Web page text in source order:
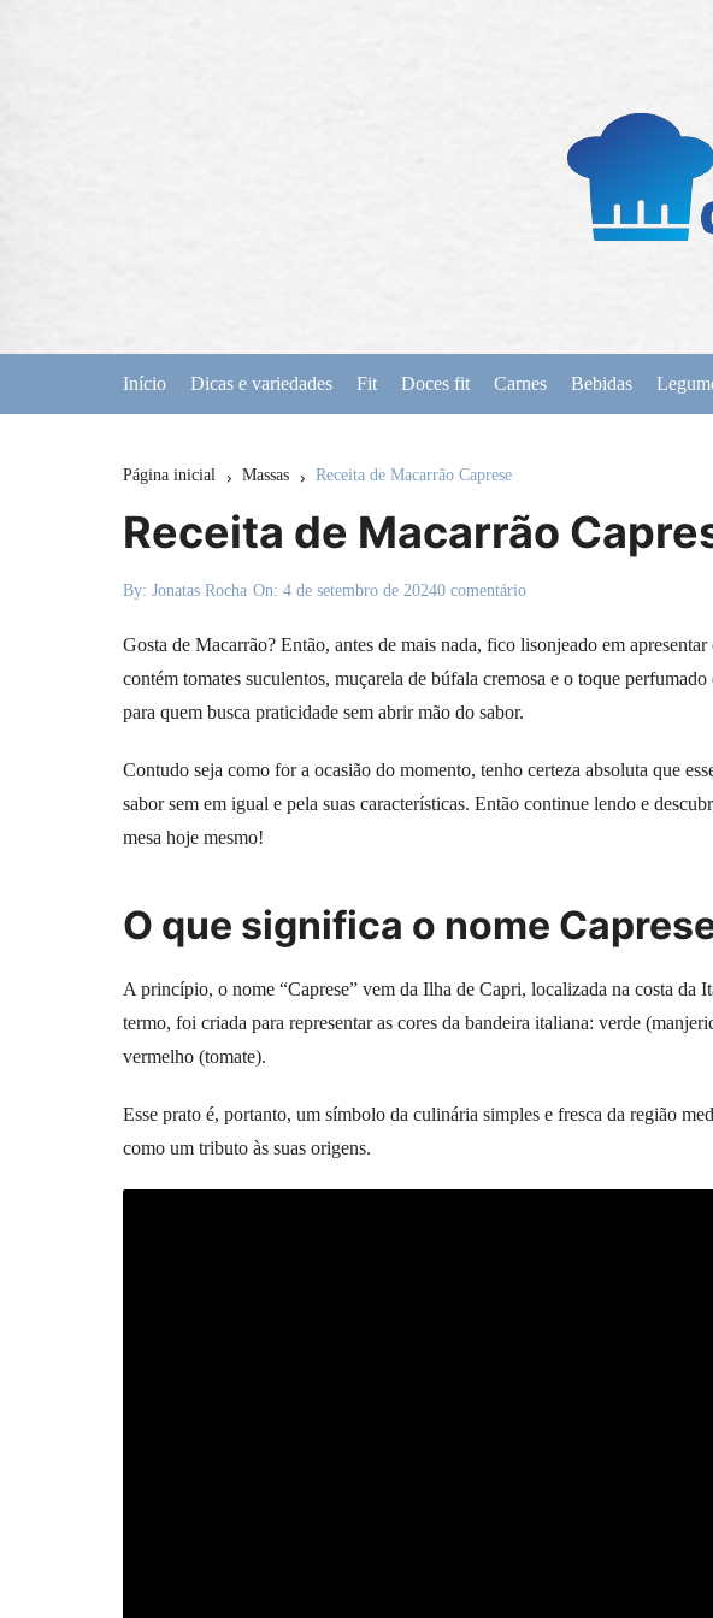
Início Dicas e variedades Fit Doces fit Carnes Bebidas
Página inicial Massas Receita de Macarrão Caprese
Receita de Macarrão
By: Jonatas Rocha On: 4 de setembro de 20240 comentário
Gosta de Macarrão? Então, antes de mais nada, fico lisonjeado em apresentar
contém tomates suculentos, muçarela de búfala cremosa e o toque
para quem busca praticidade sem abrir mão do sabor.
Contudo seja como for a ocasião do momento, tenho certeza absoluta que
sabor sem em igual e pela suas características. Então continue lendo e
mesa hoje mesmo!
O que significa o nome
A princípio, o nome “Caprese” vem da Ilha de Capri, localizada na costa da
termo, foi criada para representar as cores da bandeira italiana: verde
vermelho (tomate).
Esse prato é, portanto, um símbolo da culinária simples e fresca da região
como um tributo às suas origens.